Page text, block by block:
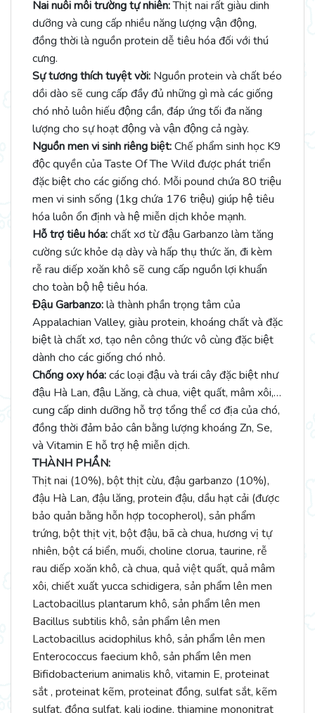
Nai nuôi môi trường tự nhiên:Thịt nai rất giàu dinh
dưỡng và cung cấp nhiều năng lượng vận động,
đồng thời là nguồn protein dễ tiêu hóa đối với thú
cưng.
Sự tương thích tuyệt vời: Nguồn protein và chất béo
dồi dào sẽ cung cấp đầy đủ những gì mà các giống
chó nhỏ luôn hiếu động cần, đáp ứng tối đa năng
lượng cho sự hoạt động và vận động cả ngày.
Nguồn men vi sinh riêng biệt:Chế phẩm sinh học K9
độc quyền của Taste Of The Wild được phát triển
đặc biệt cho các giống chó. Mỗi pound chứa 80 triệu
men vi sinh sống (1kg chứa 176 triệu) giúp hệ tiêu
hóa luôn ổn định và hệ miễn dịch khỏe mạnh.
Hỗ trợ tiêu hóa:chất xơ từ đậu Garbanzo làm tăng
cường sức khỏe dạ dày và hấp thụ thức ăn, đi kèm
rễ rau diếp xoăn khô sẽ cung cấp nguồn lợi khuẩn
cho toàn bộ hệ tiêu hóa.
Đậu Garbanzo:là thành phần trọng tâm của
Appalachian Valley, giàu protein, khoáng chất và đặc
biệt là chất xơ, tạo nên công thức vô cùng đặc biệt
dành cho các giống chó nhỏ.
Chống oxy hóa:các loại đậu và trái cây đặc biệt như
đậu Hà Lan, đậu Lăng, cà chua, việt quất, mâm xôi,…
cung cấp dinh dưỡng hỗ trợ tổng thể cơ địa của chó,
đồng thời đảm bảo cân bằng lượng khoáng Zn, Se,
và Vitamin E hỗ trợ hệ miễn dịch.
THÀNH PHẦN:
Thịt nai (10%), bột thịt cừu, đậu garbanzo (10%),
đậu Hà Lan, đậu lăng, protein đậu, dầu hạt cải (được
bảo quản bằng hỗn hợp tocopherol), sản phẩm
trứng, bột thịt vịt, bột đậu, bã cà chua, hương vị tự
nhiên, bột cá biển, muối, choline clorua, taurine, rễ
rau diếp xoăn khô, cà chua, quả việt quất, quả mâm
xôi, chiết xuất yucca schidigera, sản phẩm lên men
Lactobacillus plantarum khô, sản phẩm lên men
Bacillus subtilis khô, sản phẩm lên men
Lactobacillus acidophilus khô, sản phẩm lên men
Enterococcus faecium khô, sản phẩm lên men
Bifidobacterium animalis khô, vitamin E, proteinat
sắt , proteinat kẽm, proteinat đồng, sulfat sắt, kẽm
sulfat, đồng sulfat, kali iodine, thiamine mononitrat